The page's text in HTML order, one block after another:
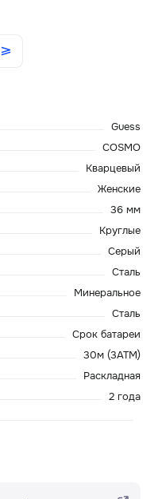
Guess
COSMO
Кварцевый
Женские
36 мм
Круглые
Серый
Сталь
Минеральное
Сталь
Срок батареи
30м (3ATM)
Раскладная
2 года